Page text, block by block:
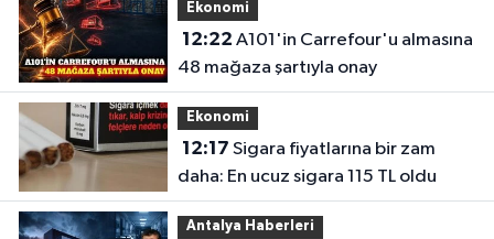
Ekonomi
12:22
48 mağaza şartıyla onay
Ekonomi
12:17
daha: En ucuz sigara 115 TL oldu
Antalya Haberleri